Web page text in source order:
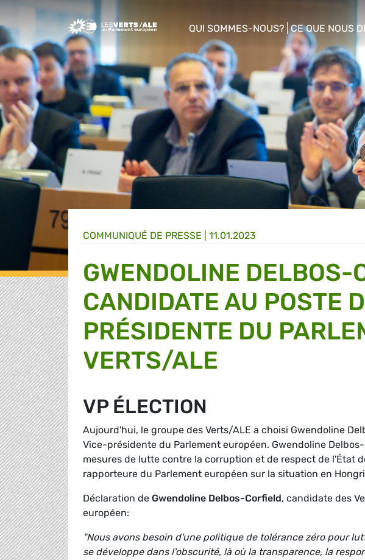
Greens/EFA Home
QUI SOMMES-NOUS?
show/hide sub menu
CE QUE NOUS
show/hide sub
COMMUNIQUÉ DE PRESSE 11.01.2023
GWENDOLINE DELBOS-
CANDIDATE AU POSTE
PRÉSIDENTE DU
VERTS/ALE
VP ÉLECTION
Aujourd'hui, le groupe des Verts/ALE a choisi Gwendoline
Vice-présidente du Parlement européen. Gwendoline
mesures de lutte contre la corruption et de respect de l'État
rapporteure du Parlement européen sur la situation en
Déclaration de Gwendoline Delbos-Corfield, candidate des
européen:
"Nous avons besoin d'une politique de tolérance zéro pour
se développe dans l'obscurité, là où la transparence, la